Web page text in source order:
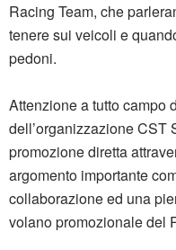
Racing Team, che
tenere sui veicoli e
pedoni.
Attenzione a tutto campo
dell’organizzazione CST
promozione diretta
argomento importante
collaborazione ed una
volano promozionale del